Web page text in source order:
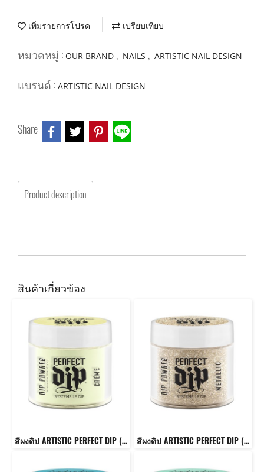
เพิ่มรายการโปรด เปรียบเทียบ
หมวดหมู่ : OUR BRAND , NAILS , ARTISTIC NAIL DESIGN
แบรนด์ : ARTISTIC NAIL DESIGN
Share
Product description
สินค้าเกี่ยวข้อง
สีผงดิป ARTISTIC PERFECT DIP (WILD) สีผงดิป ARTISTIC PERFECT DIP (GORGEOUS)